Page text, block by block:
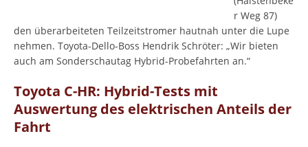
r Weg 87)
den überarbeiteten Teilzeitstromer hautnah unter die Lupe
nehmen. Toyota-Dello-Boss Hendrik Schröter: „Wir bieten
auch am Sonderschautag Hybrid-Probefahrten an.“
Toyota C-HR: Hybrid-Tests mit
Auswertung des elektrischen Anteils der
Fahrt